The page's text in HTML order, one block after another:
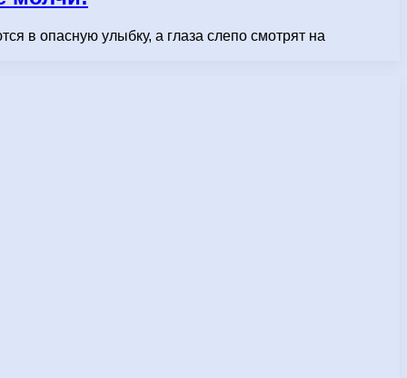
в опасную улыбку, а глаза слепо смотрят на